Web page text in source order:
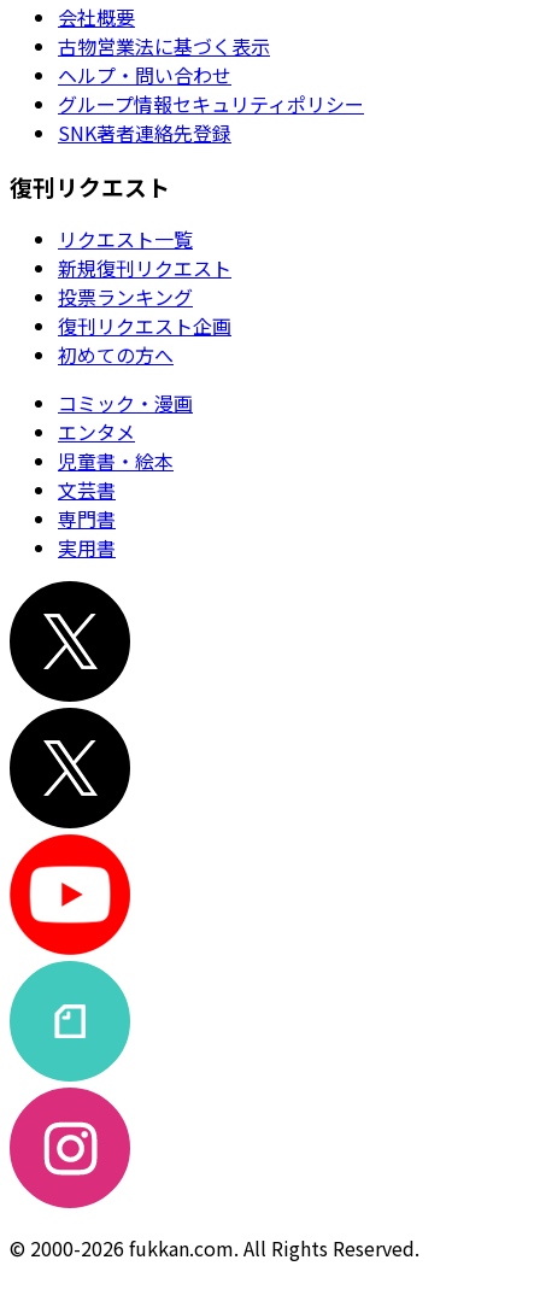
会社概要
古物営業法に基づく表示
ヘルプ・問い合わせ
グループ情報セキュリティポリシー
SNK著者連絡先登録
復刊リクエスト
リクエスト一覧
新規復刊リクエスト
投票ランキング
復刊リクエスト企画
初めての方へ
コミック・漫画
エンタメ
児童書・絵本
文芸書
専門書
実用書
© 2000-2026 fukkan.com. All Rights Reserved.